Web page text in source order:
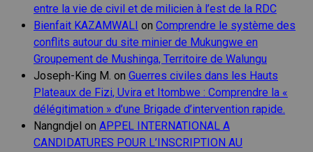
entre la vie de civil et de milicien à l’est de la RDC
Bienfait KAZAMWALI on Comprendre le système des
conflits autour du site minier de Mukungwe en
Groupement de Mushinga, Territoire de Walungu
Joseph-King M. on Guerres civiles dans les Hauts
Plateaux de Fizi, Uvira et Itombwe : Comprendre la «
délégitimation » d’une Brigade d’intervention rapide.
Nangndjel on APPEL INTERNATIONAL A
CANDIDATURES POUR L’INSCRIPTION AU